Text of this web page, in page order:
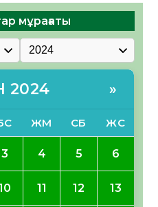
мұрағаты
2024 »
ЖМ СБ ЖС
3 4 5 6
11 12 13